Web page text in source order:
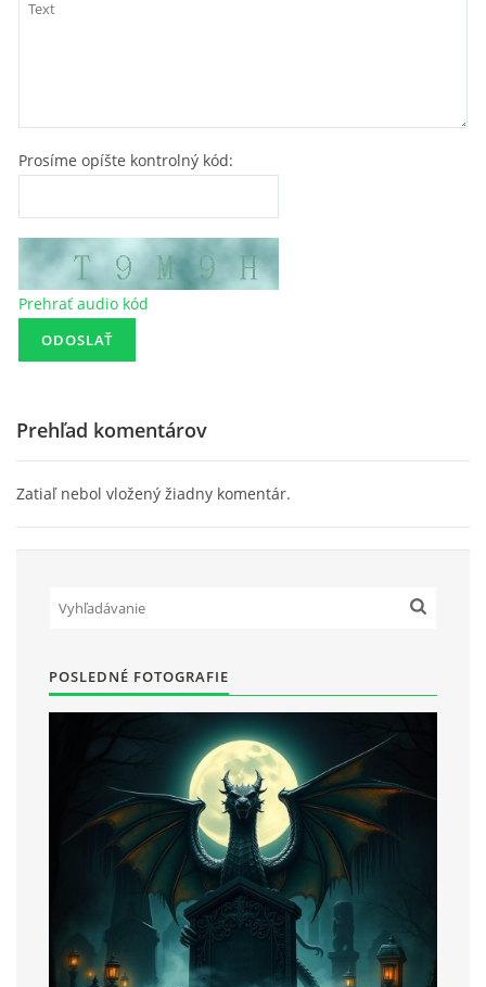
Prosíme opíšte kontrolný kód:
Prehrať audio kód
Prehľad komentárov
Zatiaľ nebol vložený žiadny komentár.
POSLEDNÉ FOTOGRAFIE